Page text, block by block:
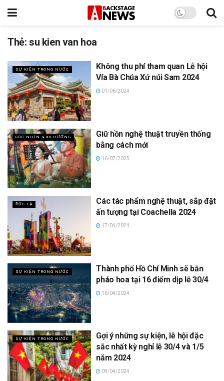
Thẻ:su kien van hoa
SỰ KIỆN TRONG NƯỚC
Không thu phí tham quan Lễ hội
Vía Bà Chúa Xứ núi Sam 2024
01/06/2024
GÓC NHÌN & XU HƯỚNG
Giữ hồn nghệ thuật truyền thống
bằng cách mới
16/07/2025
ĐỘC LẠ
Các tác phẩm nghệ thuật, sắp đặt
ấn tượng tại Coachella 2024
17/04/2024
SỰ KIỆN TRONG NƯỚC
Thành phố Hồ Chí Minh sẽ bắn
pháo hoa tại 16 điểm dịp lễ 30/4
16/04/2024
SỰ KIỆN TRONG NƯỚC
Gợi ý những sự kiện, lễ hội đặc
sắc nhất kỳ nghỉ lễ 30/4 và 1/5
năm 2024
09/04/2024